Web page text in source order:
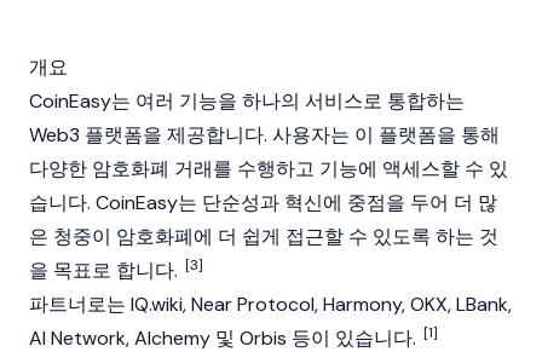
개요
CoinEasy는 여러 기능을 하나의 서비스로 통합하는
Web3 플랫폼을 제공합니다. 사용자는 이 플랫폼을 통해
다양한 암호화폐 거래를 수행하고 기능에 액세스할 수 있
습니다. CoinEasy는 단순성과 혁신에 중점을 두어 더 많
은 청중이 암호화폐에 더 쉽게 접근할 수 있도록 하는 것
을 목표로 합니다. [3]
파트너로는 IQ.wiki,Near Protocol,Harmony,OKX,LBank,
AI Network,Alchemy 및 Orbis 등이 있습니다. [1]